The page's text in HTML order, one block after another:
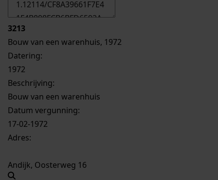
3213
Bouw van een warenhuis, 1972
Datering:
1972
Beschrijving:
Bouw van een warenhuis
Datum vergunning:
17-02-1972
Adres:
Andijk, Oosterweg 16